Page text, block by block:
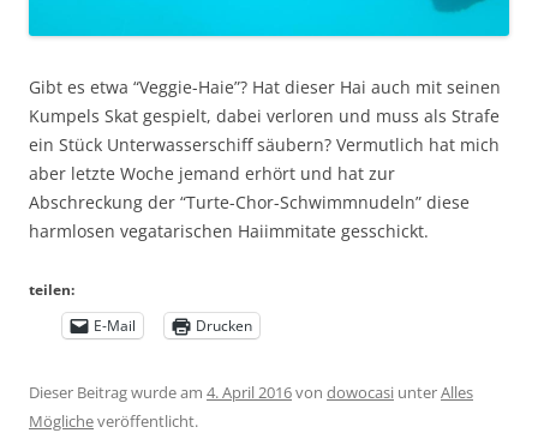
Gibt es etwa “Veggie-Haie”? Hat dieser Hai auch mit seinen
Kumpels Skat gespielt, dabei verloren und muss als Strafe
ein Stück Unterwasserschiff säubern? Vermutlich hat mich
aber letzte Woche jemand erhört und hat zur
Abschreckung der “Turte-Chor-Schwimmnudeln” diese
harmlosen vegatarischen Haiimmitate gesschickt.
teilen:
E-Mail
Drucken
Dieser Beitrag wurde am 4. April 2016von dowocasi unterAlles
Möglicheveröffentlicht.